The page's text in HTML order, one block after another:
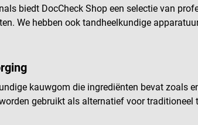
biedt DocCheck Shop een selectie van
We hebben ook tandheelkundige
kauwgom die ingrediënten bevat zoals
gebruikt als alternatief voor